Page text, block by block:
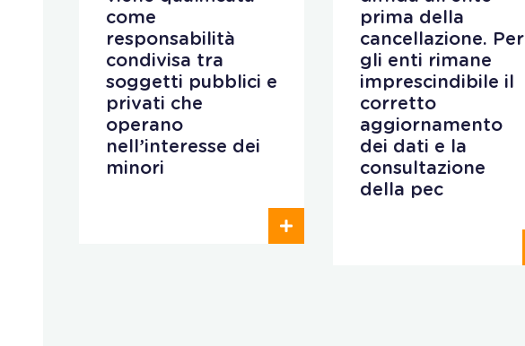
come
responsabilità
condivisa tra
soggetti pubblici e
privati che
operano
nell’interesse dei
minori
prima della
cancellazione. Per
gli enti rimane
imprescindibile il
corretto
aggiornamento
dei dati e la
consultazione
della pec